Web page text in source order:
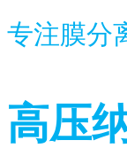
专注膜分
高压